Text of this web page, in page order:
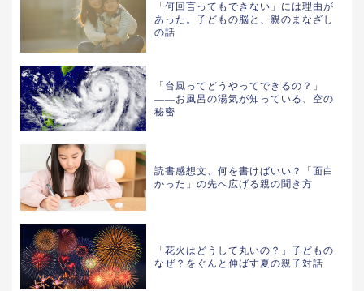
「何回言ってもできない」には理由が
あった。子どもの脳と、親のまなざし
の話
「台風ってどうやってできるの？」
——お風呂の湯気が知っている、空の
秘密
読書感想文、何を書けばいい？「面白
かった」の先へ広げる親の聞き方
「花火はどうして丸いの？」子どもの
なぜ？をぐんと伸ばす夏の親子対話